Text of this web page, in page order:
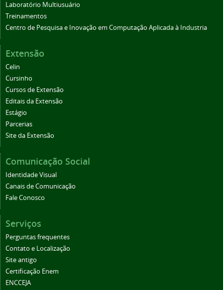
Laboratório Multiusuário
Treinamentos
Centro de Pesquisa e Inovação em Computação Aplicada à Industria
Extensão
Celin
Cursinho
Cursos de Extensão
Editais da Extensão
Estágio
Parcerias
Site da Extensão
Comunicação Social
Identidade Visual
Canais de Comunicação
Fale Conosco
Serviços
Perguntas frequentes
Contato e Localização
Site antigo
Certificação Enem
ENCCEJA